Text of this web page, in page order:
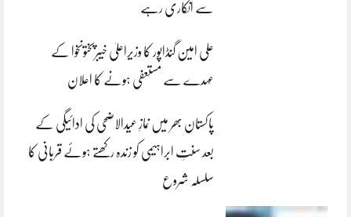
سے انکاری رہے
علی امین گنڈاپور کا وزیراعلیٰ خیبرپختونخوا کے
عہدے سے مستعفی ہونے کا اعلان
پاکستان بھر میں نمازِ عیدالاضحی کی ادائیگی کے
بعد سنتِ ابراہیمی کو زندہ رکھتے ہوئے قربانی کا
سلسلہ شروع